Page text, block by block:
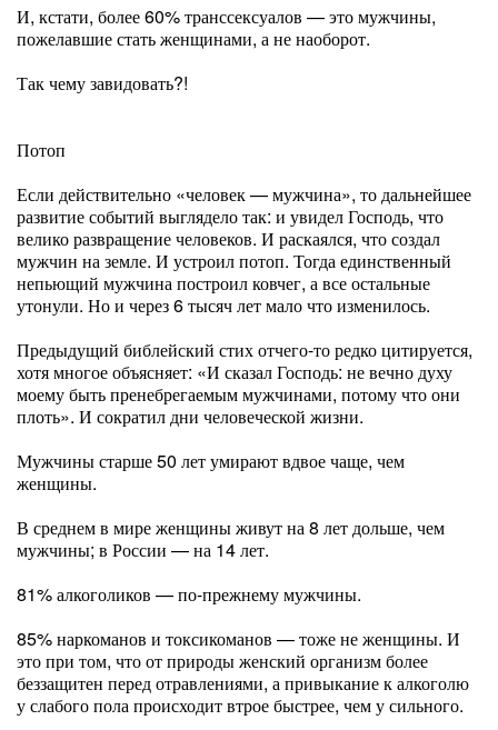
И, кстати, более 60% транссексуалов — это мужчины,
пожелавшие стать женщинами, а не наоборот.
Так чему завидовать?!
Потоп
Если действительно «человек — мужчина», то дальнейшее
развитие событий выглядело так: и увидел Господь, что
велико развращение человеков. И раскаялся, что создал
мужчин на земле. И устроил потоп. Тогда единственный
непьющий мужчина построил ковчег, а все остальные
утонули. Но и через 6 тысяч лет мало что изменилось.
Предыдущий библейский стих отчего-то редко цитируется,
хотя многое объясняет: «И сказал Господь: не вечно духу
моему быть пренебрегаемым мужчинами, потому что они
плоть». И сократил дни человеческой жизни.
Мужчины старше 50 лет умирают вдвое чаще, чем
женщины.
В среднем в мире женщины живут на 8 лет дольше, чем
мужчины; в России — на 14 лет.
81% алкоголиков — по-прежнему мужчины.
85% наркоманов и токсикоманов — тоже не женщины. И
это при том, что от природы женский организм более
беззащитен перед отравлениями, а привыкание к алкоголю
у слабого пола происходит втрое быстрее, чем у сильного.